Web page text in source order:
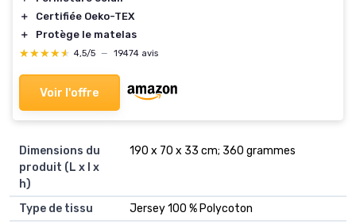
＋
Certifiée Oeko-TEX
＋
Protège le matelas
★★★★★
★★★★★ 4,5/5 — 19474 avis
Voir l'offre
Dimensions du
produit (L x l x
h)
‎190 x 70 x 33 cm; 360 grammes
Type de tissu
‎Jersey 100 % Polycoton